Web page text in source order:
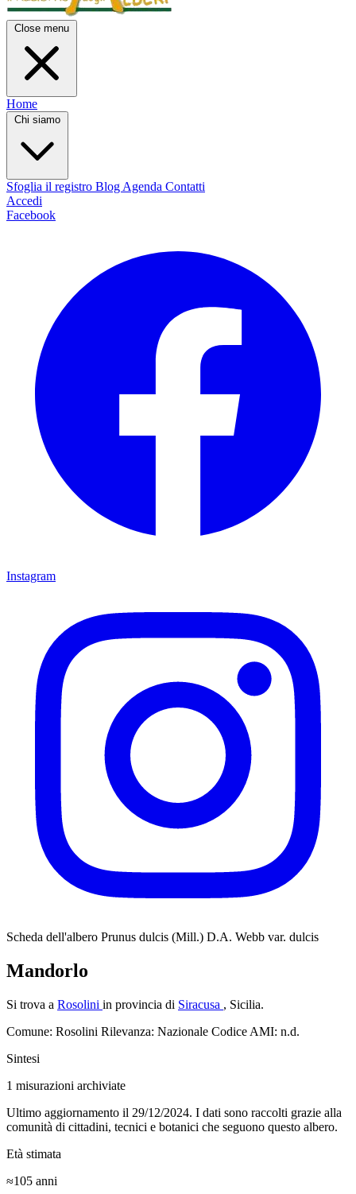
Close menu
Home
Chi siamo
Sfoglia il registro Blog Agenda Contatti
Accedi
Facebook
Instagram
Scheda dell'albero Prunus dulcis (Mill.) D.A. Webb var. dulcis
Mandorlo
Si trova a Rosolini in provincia di Siracusa , Sicilia.
Comune: Rosolini Rilevanza: Nazionale Codice AMI: n.d.
Sintesi
1 misurazioni archiviate
Ultimo aggiornamento il 29/12/2024. I dati sono raccolti grazie alla
comunità di cittadini, tecnici e botanici che seguono questo albero.
Età stimata
≈105 anni